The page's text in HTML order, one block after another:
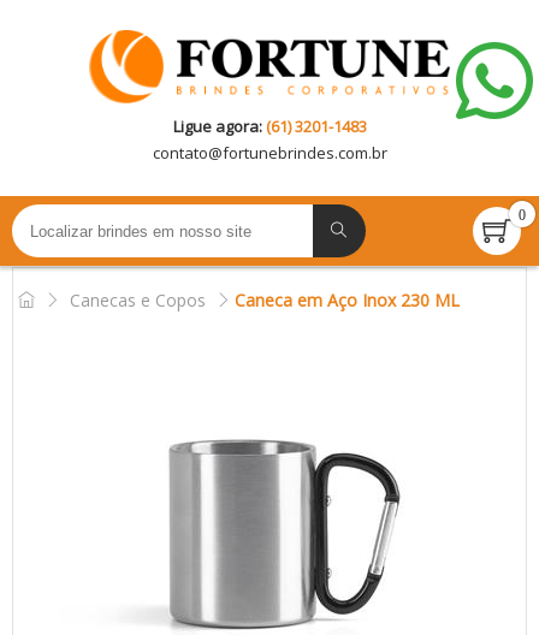
Ligue agora:(61) 3201-1483
contato@fortunebrindes.com.br
0
Canecas e Copos Caneca em Aço Inox 230 ML